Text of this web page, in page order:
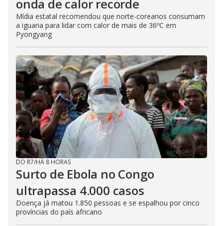
onda de calor recorde
Mídia estatal recomendou que norte-coreanos consumam
a iguaria para lidar com calor de mais de 36ºC em
Pyongyang
DO R7/HÁ 8 HORAS
Surto de Ebola no Congo
ultrapassa 4.000 casos
Doença já matou 1.850 pessoas e se espalhou por cinco
províncias do país africano